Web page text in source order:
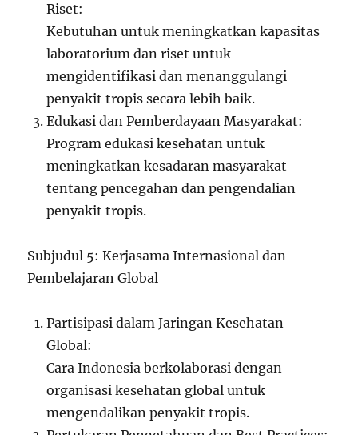
Riset:
Kebutuhan untuk meningkatkan kapasitas
laboratorium dan riset untuk
mengidentifikasi dan menanggulangi
penyakit tropis secara lebih baik.
Edukasi dan Pemberdayaan Masyarakat:
Program edukasi kesehatan untuk
meningkatkan kesadaran masyarakat
tentang pencegahan dan pengendalian
penyakit tropis.
Subjudul 5: Kerjasama Internasional dan
Pembelajaran Global
Partisipasi dalam Jaringan Kesehatan
Global:
Cara Indonesia berkolaborasi dengan
organisasi kesehatan global untuk
mengendalikan penyakit tropis.